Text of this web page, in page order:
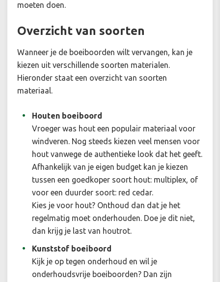
moeten doen.
Overzicht van soorten
Wanneer je de boeiboorden wilt vervangen, kan je
kiezen uit verschillende soorten materialen.
Hieronder staat een overzicht van soorten
materiaal.
Houten boeiboord
Vroeger was hout een populair materiaal voor
windveren. Nog steeds kiezen veel mensen voor
hout vanwege de authentieke look dat het geeft.
Afhankelijk van je eigen budget kan je kiezen
tussen een goedkoper soort hout: multiplex, of
voor een duurder soort: red cedar.
Kies je voor hout? Onthoud dan dat je het
regelmatig moet onderhouden. Doe je dit niet,
dan krijg je last van houtrot.
Kunststof boeiboord
Kijk je op tegen onderhoud en wil je
onderhoudsvrije boeiboorden? Dan zijn